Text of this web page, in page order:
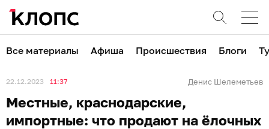
Все материалы Афиша Происшествия Блоги
22.12.2023 11:37 Денис Шелеметьев
Местные, краснодарские,
импортные: что продают на ёлочных